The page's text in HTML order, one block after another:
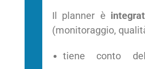
Il planner è
(monitoraggio,
tiene conto